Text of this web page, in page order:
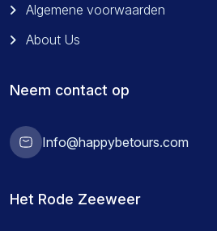
Algemene voorwaarden
About Us
Neem contact op
Info@happybetours.com
Het Rode Zeeweer